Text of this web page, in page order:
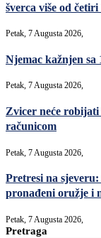
šverca više od četiri
Petak, 7 Augusta 2026,
Njemac kažnjen
Petak, 7 Augusta 2026,
Zvicer neće robijati
računicom
Petak, 7 Augusta 2026,
Pretresi na
pronađeni oružje i
Petak, 7 Augusta 2026,
Pretraga